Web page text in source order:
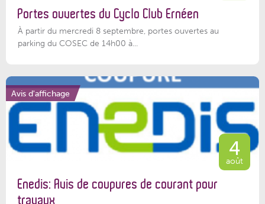
Portes ouvertes du Cyclo Club Ernéen
À partir du mercredi 8 septembre, portes ouvertes au
parking du COSEC de 14h00 à...
Avis d'affichage
4
août
Enedis: Avis de coupures de courant pour
travaux